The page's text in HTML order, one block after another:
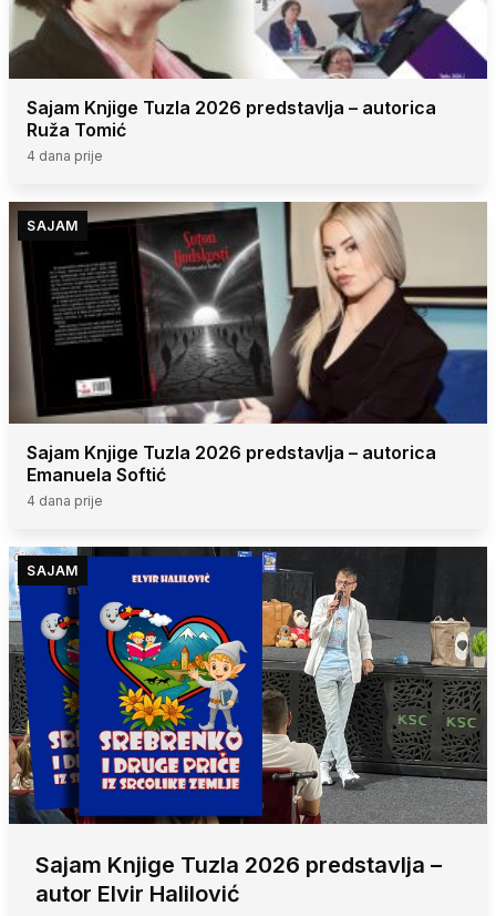
Sajam Knjige Tuzla 2026 predstavlja – autorica
Ruža Tomić
4 dana prije
SAJAM
Sajam Knjige Tuzla 2026 predstavlja – autorica
Emanuela Softić
4 dana prije
SAJAM
Sajam Knjige Tuzla 2026 predstavlja –
autor Elvir Halilović